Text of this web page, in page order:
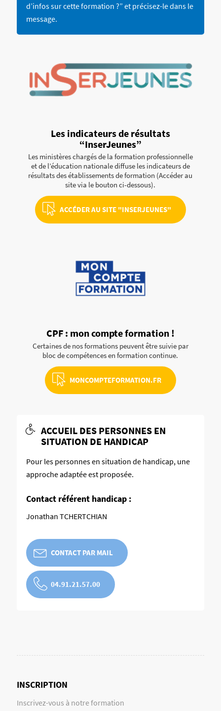
d’infos sur cette formation ?” et précisez-le dans le
message.
Les indicateurs de résultats
“InserJeunes”
Les ministères chargés de la formation professionnelle
et de l’éducation nationale diffuse les indicateurs de
résultats des établissements de formation (Accéder au
site via le bouton ci-dessous).
ACCÉDER AU SITE "INSERJEUNES"
CPF : mon compte formation !
Certaines de nos formations peuvent être suivie par
bloc de compétences en formation continue.
MONCOMPTEFORMATION.FR
ACCUEIL DES PERSONNES EN
SITUATION DE HANDICAP
Pour les personnes en situation de handicap, une
approche adaptée est proposée.
Contact référent handicap :
Jonathan TCHERTCHIAN
CONTACT PAR MAIL
04.91.21.57.00
INSCRIPTION
Inscrivez-vous à notre formation